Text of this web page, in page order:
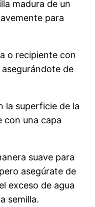
madura de un
para
o recipiente con
de
la superficie de la
con una capa
suave para
asegúrate de
exceso de agua
semilla.